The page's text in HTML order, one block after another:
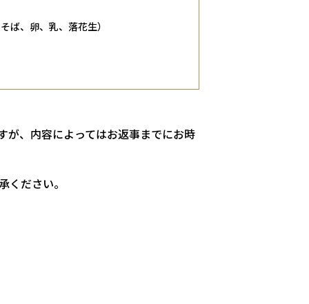
ば、卵、乳、落花生）
が、内容によってはお返事までにお時
ださい。